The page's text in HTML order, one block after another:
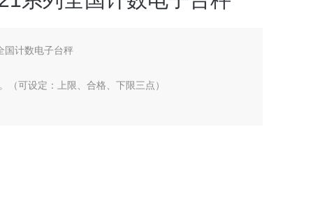
国计数电子台秤
（可设定：上限、合格、下限三点）